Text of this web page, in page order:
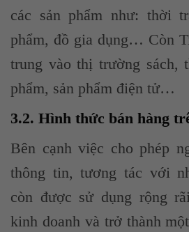
các sản phẩm như: thời
phẩm, đồ gia dụng… Còn
trung vào thị trường sách,
phẩm, sản phẩm điện tử…
3.2. Hình thức bán hàng
Bên cạnh việc cho phép
thông tin, tương tác với
còn được sử dụng rộng
kinh doanh và trở thành